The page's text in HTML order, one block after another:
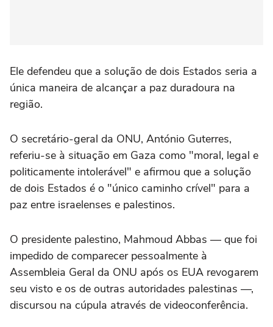
Ele defendeu que a solução de dois Estados seria a
única maneira de alcançar a paz duradoura na
região.
O secretário-geral da ONU, António Guterres,
referiu-se à situação em Gaza como "moral, legal e
politicamente intolerável" e afirmou que a solução
de dois Estados é o "único caminho crível" para a
paz entre israelenses e palestinos.
O presidente palestino, Mahmoud Abbas — que foi
impedido de comparecer pessoalmente à
Assembleia Geral da ONU após os EUA revogarem
seu visto e os de outras autoridades palestinas —,
discursou na cúpula através de videoconferência.